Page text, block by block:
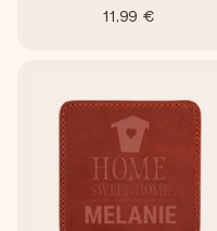
11,99 €